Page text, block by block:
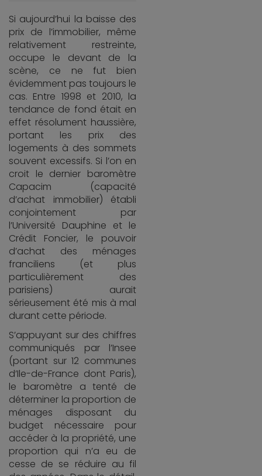
Si aujourd’hui la baisse des
prix de l’immobilier, même
relativement restreinte,
occupe le devant de la
scène, ce ne fut bien
évidemment pas toujours le
cas. Entre 1998 et 2010, la
tendance de fond était en
effet résolument haussière,
portant les prix des
logements à des sommets
souvent excessifs. Si l’on en
croit le dernier baromètre
Capacim (capacité
d’achat immobilier) établi
conjointement par
l’Université Dauphine et le
Crédit Foncier, le pouvoir
d’achat des ménages
franciliens (et plus
particulièrement des
parisiens) aurait
sérieusement été mis à mal
durant cette période.
S’appuyant sur des chiffres
communiqués par l’Insee
(portant sur 12 communes
d’Ile-de-France dont Paris),
le baromètre a tenté de
déterminer la proportion de
ménages disposant du
budget nécessaire pour
accéder à la propriété, une
proportion qui n’a eu de
cesse de se réduire au fil